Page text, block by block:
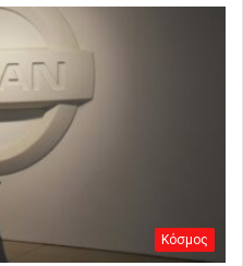
Κόσμος